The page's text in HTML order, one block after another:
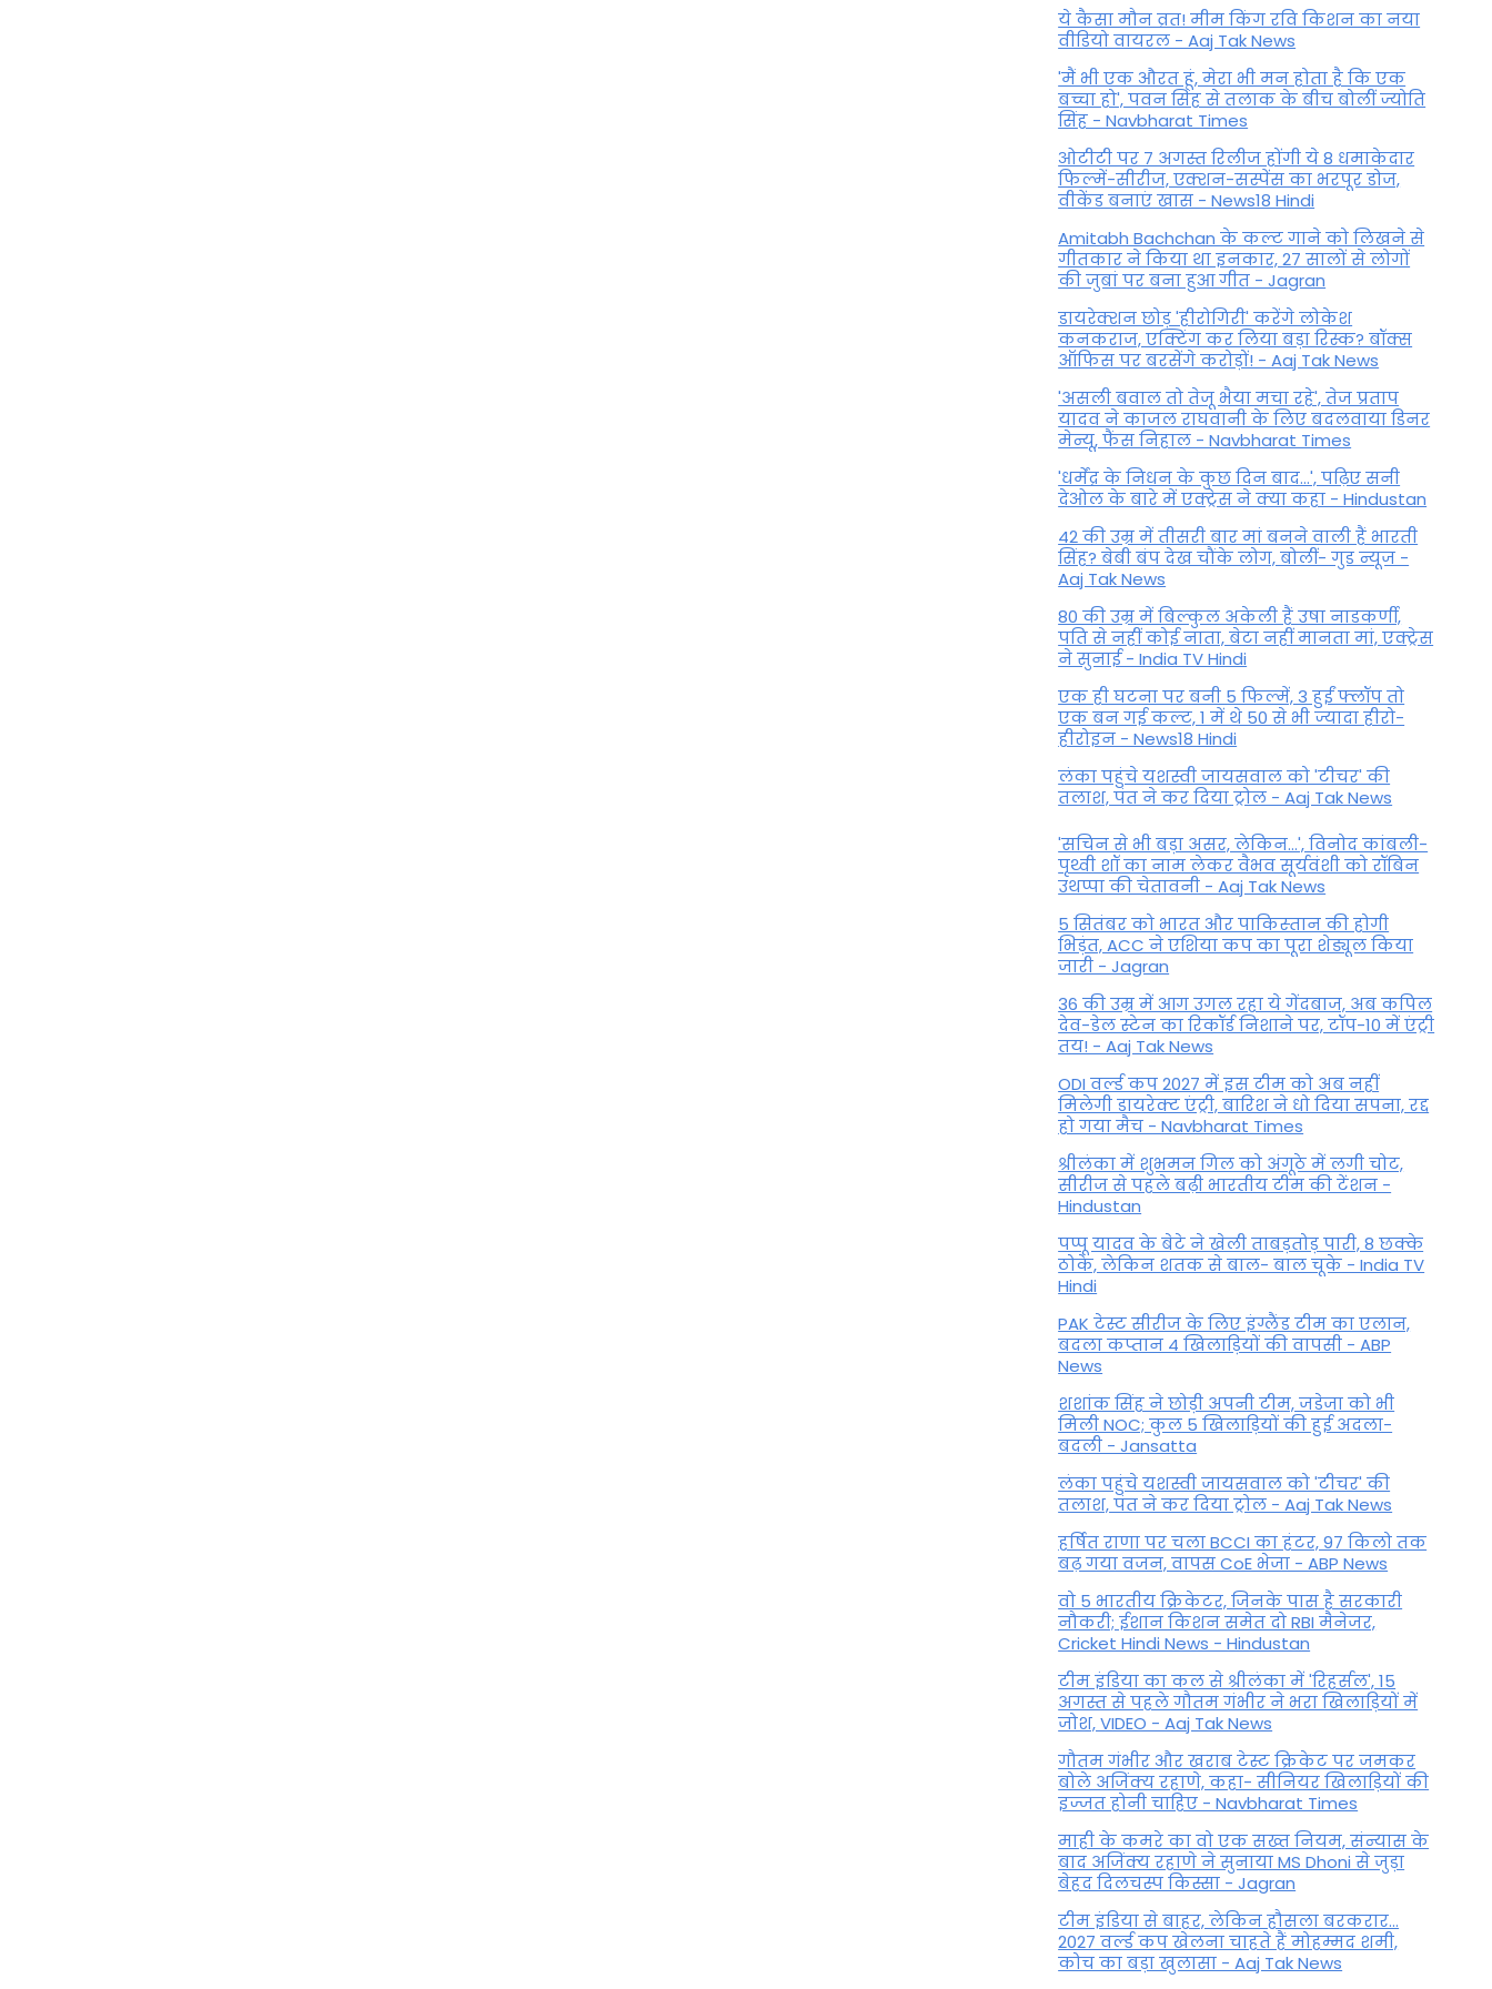
ये कैसा मौन व्रत! मीम किंग रवि किशन का नया
वीडियो वायरल - Aaj Tak News
'मैं भी एक औरत हूं, मेरा भी मन होता है कि एक
बच्चा हो', पवन सिंह से तलाक के बीच बोलीं ज्योति
सिंह - Navbharat Times
ओटीटी पर 7 अगस्त रिलीज होंगी ये 8 धमाकेदार
फिल्में-सीरीज, एक्शन-सस्पेंस का भरपूर डोज,
वीकेंड बनाएं खास - News18 Hindi
Amitabh Bachchan के कल्ट गाने को लिखने से
गीतकार ने किया था इनकार, 27 सालों से लोगों
की जुबां पर बना हुआ गीत - Jagran
डायरेक्शन छोड़ 'हीरोगिरी' करेंगे लोकेश
कनकराज, एक्टिंग कर लिया बड़ा रिस्क? बॉक्स
ऑफिस पर बरसेंगे करोड़ों! - Aaj Tak News
'असली बवाल तो तेजू भैया मचा रहे', तेज प्रताप
यादव ने काजल राघवानी के लिए बदलवाया डिनर
मेन्यू, फैंस न‍िहाल - Navbharat Times
'धर्मेंद्र के निधन के कुछ दिन बाद...', पढ़िए सनी
देओल के बारे में एक्ट्रेस ने क्या कहा - Hindustan
42 की उम्र में तीसरी बार मां बनने वाली हैं भारती
सिंह? बेबी बंप देख चौंके लोग, बोलीं- गुड न्यूज -
Aaj Tak News
80 की उम्र में बिल्कुल अकेली हैं उषा नाडकर्णी,
पति से नहीं कोई नाता, बेटा नहीं मानता मां, एक्ट्रेस
ने सुनाई - India TV Hindi
एक ही घटना पर बनी 5 फिल्में, 3 हुईं फ्लॉप तो
एक बन गई कल्ट, 1 में थे 50 से भी ज्यादा हीरो-
हीरोइन - News18 Hindi
लंका पहुंचे यशस्वी जायसवाल को 'टीचर' की
तलाश, पंत ने कर द‍िया ट्रोल - Aaj Tak News
'सचिन से भी बड़ा असर, लेकिन...', व‍िनोद कांबली-
पृथ्वी शॉ का नाम लेकर वैभव सूर्यवंशी को रॉबिन
उथप्पा की चेतावनी - Aaj Tak News
5 सितंबर को भारत और पाकिस्‍तान की होगी
भिड़ंत, ACC ने एशिया कप का पूरा शेड्यूल किया
जारी - Jagran
36 की उम्र में आग उगल रहा ये गेंदबाज, अब कपिल
देव-डेल स्टेन का रिकॉर्ड निशाने पर, टॉप-10 में एंट्री
तय! - Aaj Tak News
ODI वर्ल्ड कप 2027 में इस टीम को अब नहीं
मिलेगी डायरेक्ट एंट्री, बारिश ने धो दिया सपना, रद्द
हो गया मैच - Navbharat Times
श्रीलंका में शुभमन गिल को अंगूठे में लगी चोट,
सीरीज से पहले बढ़ी भारतीय टीम की टेंशन -
Hindustan
पप्पू यादव के बेटे ने खेली ताबड़तोड़ पारी, 8 छक्के
ठोके, लेकिन शतक से बाल- बाल चूके - India TV
Hindi
PAK टेस्ट सीरीज के लिए इंग्लैंड टीम का एलान,
बदला कप्तान 4 खिलाड़ियों की वापसी - ABP
News
शशांक सिंह ने छोड़ी अपनी टीम, जडेजा को भी
मिली NOC; कुल 5 खिलाड़ियों की हुई अदला-
बदली - Jansatta
लंका पहुंचे यशस्वी जायसवाल को 'टीचर' की
तलाश, पंत ने कर द‍िया ट्रोल - Aaj Tak News
हर्षित राणा पर चला BCCI का हंटर, 97 किलो तक
बढ़ गया वजन, वापस CoE भेजा - ABP News
वो 5 भारतीय क्रिकेटर, जिनके पास है सरकारी
नौकरी; ईशान किशन समेत दो RBI मैनेजर,
Cricket Hindi News - Hindustan
टीम इंडिया का कल से श्रीलंका में 'रिहर्सल', 15
अगस्त से पहले गौतम गंभीर ने भरा ख‍िलाड़‍ियों में
जोश, VIDEO - Aaj Tak News
गौतम गंभीर और खराब टेस्ट क्रिकेट पर जमकर
बोले अजिंक्य रहाणे, कहा- सीनियर खिलाड़ियों की
इज्जत होनी चाहिए - Navbharat Times
माही के कमरे का वो एक सख्त नियम, संन्यास के
बाद अजिंक्‍य रहाणे ने सुनाया MS Dhoni से जुड़ा
बेहद दिलचस्प किस्सा - Jagran
टीम इंडिया से बाहर, लेकिन हौसला बरकरार...
2027 वर्ल्ड कप खेलना चाहते हैं मोहम्मद शमी,
कोच का बड़ा खुलासा - Aaj Tak News